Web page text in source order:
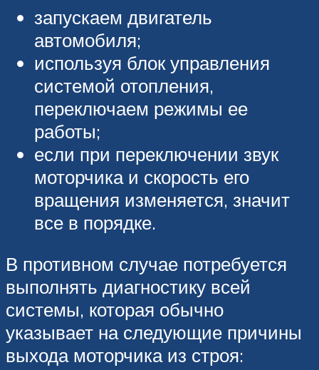
запускаем двигатель
автомобиля;
используя блок управления
системой отопления,
переключаем режимы ее
работы;
если при переключении звук
моторчика и скорость его
вращения изменяется, значит
все в порядке.
В противном случае потребуется
выполнять диагностику всей
системы, которая обычно
указывает на следующие причины
выхода моторчика из строя: